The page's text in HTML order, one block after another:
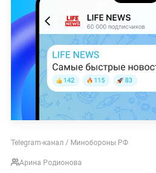
Telegram-канал / Минобороны РФ
Арина Родионова